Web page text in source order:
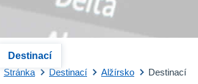
Destinací
Stránka Destinací Alžírsko Destinací